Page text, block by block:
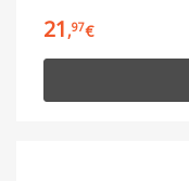
21 ,97€